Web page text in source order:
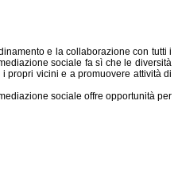
e la collaborazione con tutti i
sociale fa sì che le diversità
propri vicini e a promuovere attività di
sociale offre opportunità per